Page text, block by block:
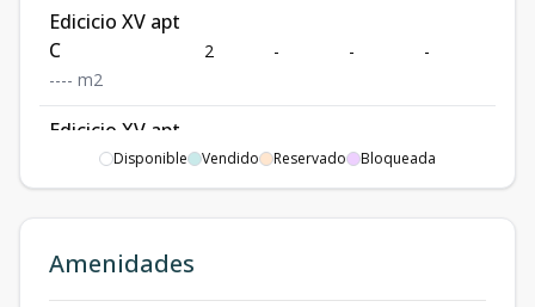
Edicicio XV apt
C
---- m2
2 - - -
Edicicio XV apt
----m2
8 - - -
Edificio VI
----m2
Disponible Vendido Reservado Bloqueada
Amenidades